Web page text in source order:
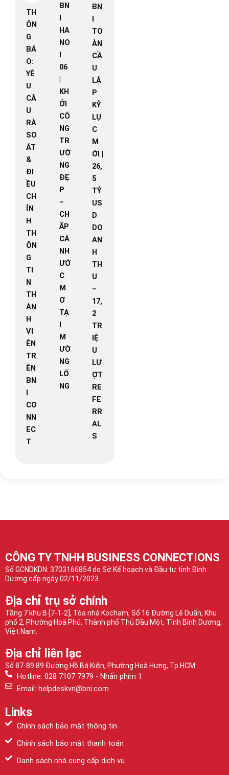
TH
ÔN
G
BÁ
O:
YÊ
U
CẦ
U
RÀ
SO
ÁT
&
ĐI
ỀU
CH
ỈN
H
TH
ÔN
G
TI
N
TH
ÀN
H
VI
ÊN
TR
ÊN
BN
I
CO
NN
EC
T
BN
I
HA
NO
I
06
|
KH
ỞI
CÔ
NG
TR
ƯỜ
NG
ĐẸ
P
–
CH
ẮP
CÁ
NH
ƯỚ
C
M
Ơ
TẠ
I
M
ƯỜ
NG
LỐ
NG
BN
I
TO
ÀN
CẦ
U
LẬ
P
KỶ
LỤ
C
M
ỚI |
26,
5
TỶ
US
D
DO
AN
H
TH
U
–
17,
2
TR
IỆ
U
LƯ
ỢT
RE
FE
RR
AL
S
CÔNG TY TNHH BUSINESS CONNECTIONS
Số GCNDKDN: 3703166854 do Sở Kế hoạch và Đầu tư tỉnh Bình
Dương cấp ngày 02/11/2023
Địa chỉ trụ sở chính
Tầng 7 khu B [7-1-2], Tòa nhà Kocham, Số 16 Đường Lê Duẩn, Khu
phố 2, Phường Hoà Phú, Thành phố Thủ Dầu Một, Tỉnh Bình Dương,
Việt Nam.
Địa chỉ liên lạc
Số 87-89 89 Đường Hồ Bá Kiện, Phường Hoà Hưng, Tp HCM
Hotline: 028 7107 7979 - Nhấn phím 1
Email: helpdeskvn@bni.com
Links
Chính sách bảo mật thông tin
Chính sách bảo mật thanh toán
Danh sách nhà cung cấp dịch vụ